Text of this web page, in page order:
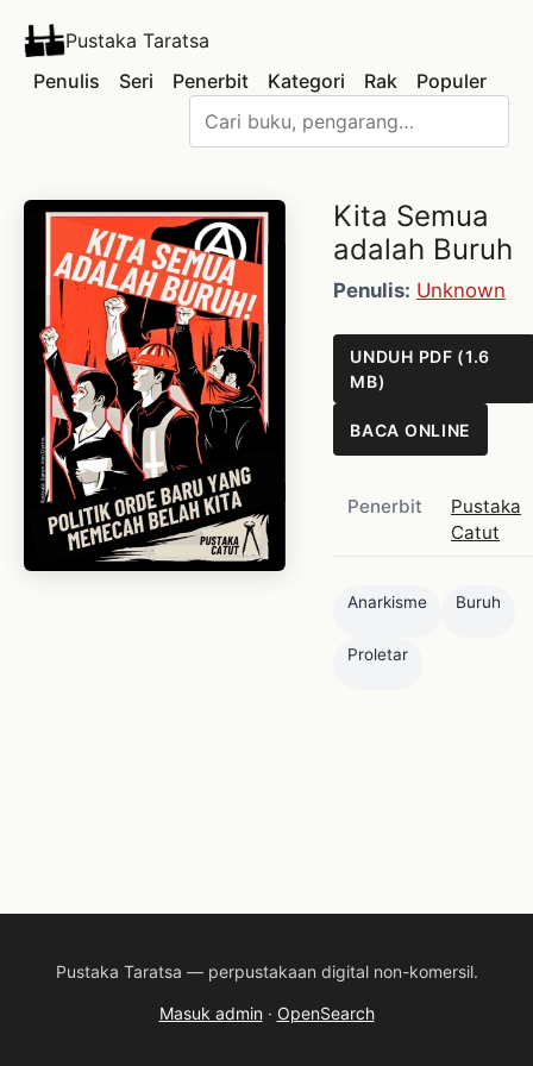
Pustaka Taratsa
Penulis
Seri Penerbit Kategori Rak Populer
Kita Semua
adalah Buruh
Penulis: Unknown
UNDUH PDF (1.6
MB)
BACA ONLINE
Penerbit
Pustaka
Catut
Anarkisme Buruh
Proletar
Pustaka Taratsa — perpustakaan digital non-komersil.
Masuk admin · OpenSearch